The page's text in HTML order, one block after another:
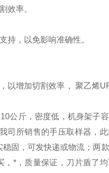
效率。
持，以免影响准确性。
以增加切割效率， 聚乙烯
公斤，密度低，机身架子
司所销售的手压取样器，
固，可发快递或物流；两
*，质量保证，刀片盾了